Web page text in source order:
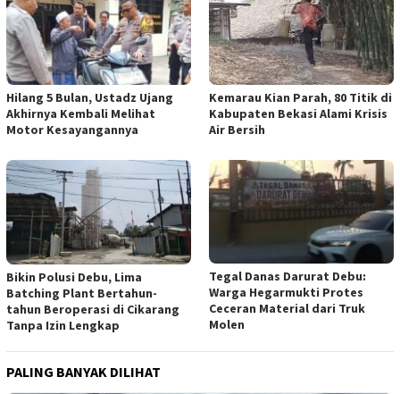
Hilang 5 Bulan, Ustadz Ujang
Akhirnya Kembali Melihat
Motor Kesayangannya
Kemarau Kian Parah, 80 Titik di
Kabupaten Bekasi Alami Krisis
Air Bersih
Bikin Polusi Debu, Lima
Batching Plant Bertahun-
tahun Beroperasi di Cikarang
Tanpa Izin Lengkap
Tegal Danas Darurat Debu:
Warga Hegarmukti Protes
Ceceran Material dari Truk
Molen
PALING BANYAK DILIHAT